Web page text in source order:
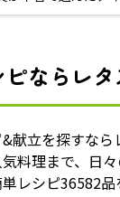
ピならレ
献立を探すなら
料理まで、日
レシピ36582品